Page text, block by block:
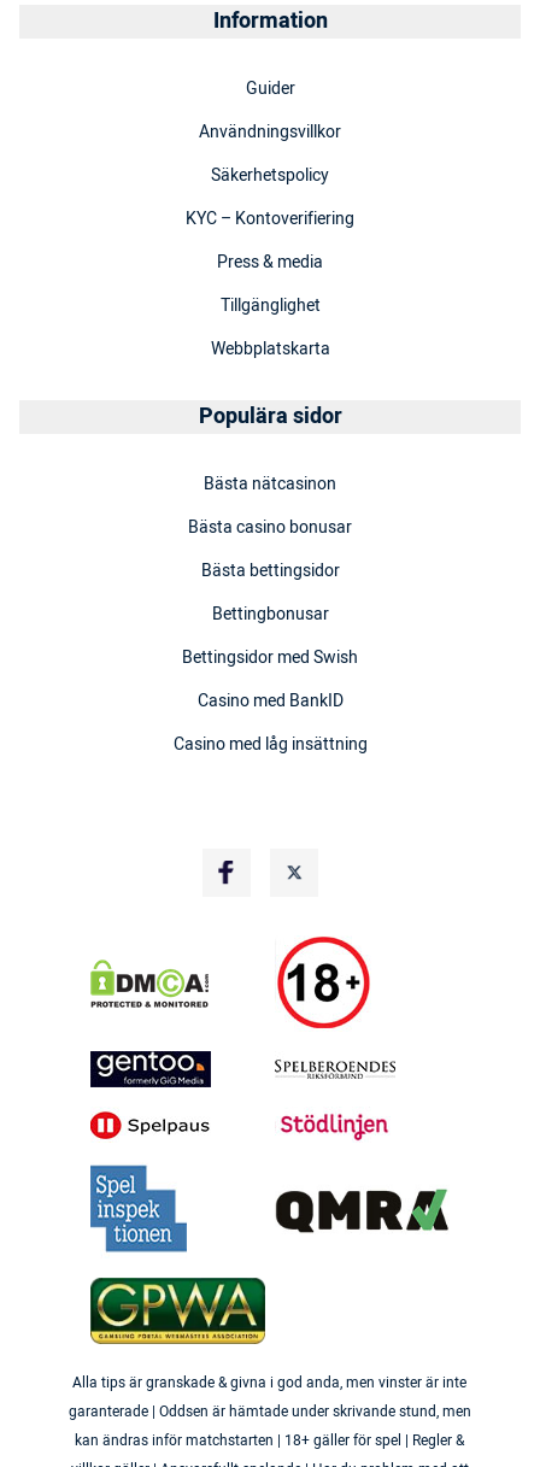
Information
Guider
Användningsvillkor
Säkerhetspolicy
KYC – Kontoverifiering
Press & media
Tillgänglighet
Webbplatskarta
Populära sidor
Bästa nätcasinon
Bästa casino bonusar
Bästa bettingsidor
Bettingbonusar
Bettingsidor med Swish
Casino med BankID
Casino med låg insättning
Alla tips är granskade & givna i god anda, men vinster är inte
garanterade | Oddsen är hämtade under skrivande stund, men
kan ändras inför matchstarten | 18+ gäller för spel | Regler &